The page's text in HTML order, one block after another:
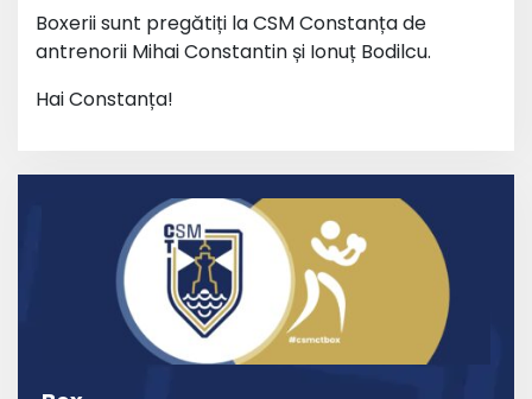
Boxerii sunt pregătiți la CSM Constanța de
antrenorii Mihai Constantin și Ionuț Bodilcu.
Hai Constanța!